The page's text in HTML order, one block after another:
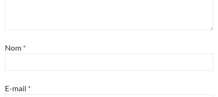
Nom *
E-mail *